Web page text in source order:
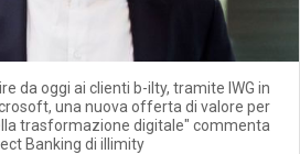
da oggi ai clienti b-ilty, tramite IWG in
una nuova offerta di valore per
trasformazione digitale" commenta
Banking di illimity